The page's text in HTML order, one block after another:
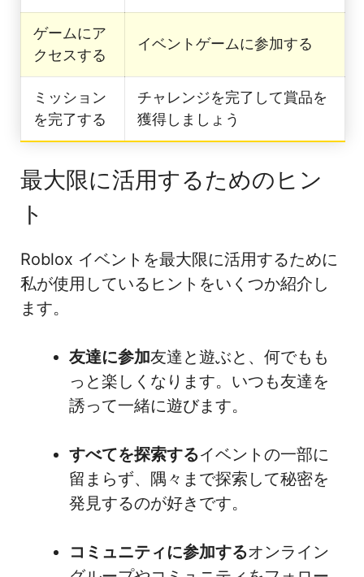
ゲームにア
クセスする
イベントゲームに参加する
ミッション
を完了する
チャレンジを完了して賞品を
獲得しましょう
最大限に活用するためのヒン
ト
Roblox イベントを最大限に活用するために
私が使用しているヒントをいくつか紹介し
ます。
友達に参加友達と遊ぶと、何でもも
っと楽しくなります。いつも友達を
誘って一緒に遊びます。
すべてを探索するイベントの一部に
留まらず、隅々まで探索して秘密を
発見するのが好きです。
コミュニティに参加するオンライン